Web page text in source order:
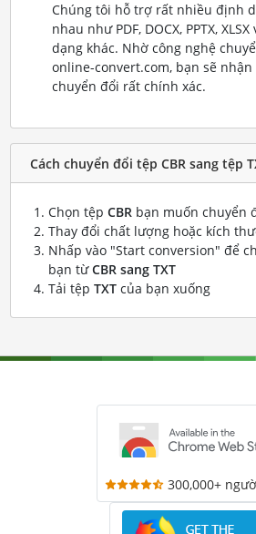
Chúng tôi hỗ trợ rất nhiều định
nhau như PDF, DOCX, PPTX,
dạng khác. Nhờ công nghệ
online-convert.com, bạn sẽ
chuyển đổi rất chính xác.
Cách chuyển đổi tệp CBR sang tệp
Chọn tệp CBRbạn muốn chuyển
Thay đổi chất lượng hoặc kích
Nhấp vào "Start conversion" để
bạn từCBR sang TXT
Tải tệp TXTcủa bạn xuống
300,000+